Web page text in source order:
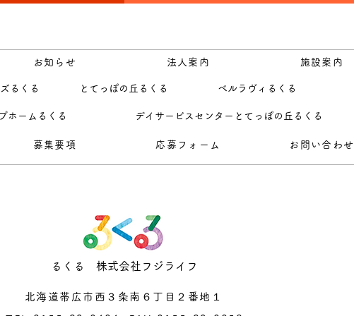
お知らせ 法人案内 施設案内
るくる とてっぽの丘るくる ベルラヴィるくる
ホームるくる デイサービスセンターとてっぽの丘るくる
募集要項 応募フォーム お問い合わせ
るくる 株式会社フジライフ
北海道帯広市西３条南６丁目２番地１